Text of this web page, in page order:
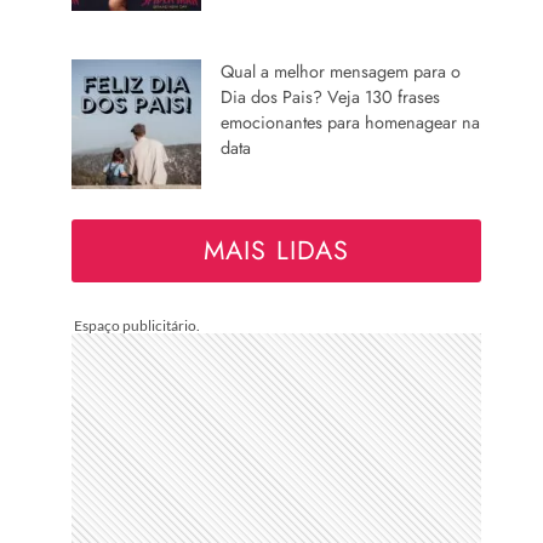
Qual a melhor mensagem para o
Dia dos Pais? Veja 130 frases
emocionantes para homenagear na
data
MAIS LIDAS